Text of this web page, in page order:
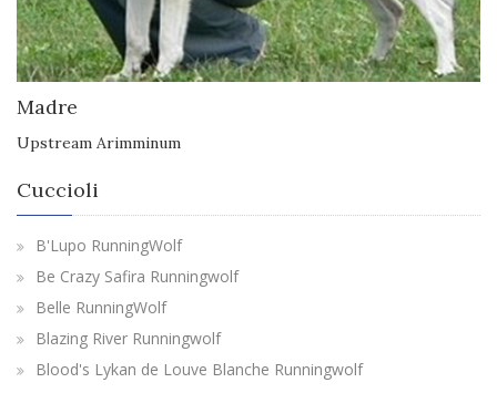
Madre
Upstream Arimminum
Cuccioli
B'Lupo RunningWolf
Be Crazy Safira Runningwolf
Belle RunningWolf
Blazing River Runningwolf
Blood's Lykan de Louve Blanche Runningwolf